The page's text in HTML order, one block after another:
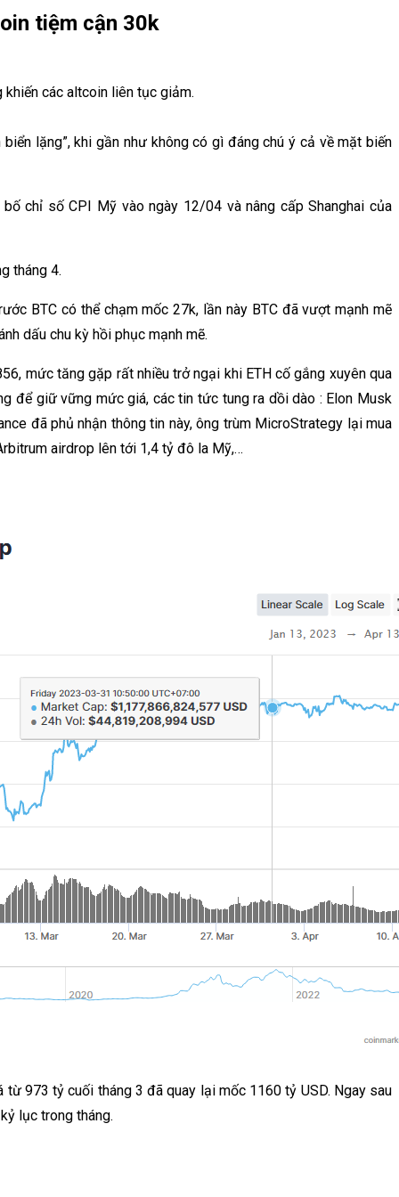
tiệm cận 30k
các altcoin liên tục giảm.
lặng”, khi gần như không có gì đáng chú ý cả về mặt biến
chỉ số CPI Mỹ vào ngày 12/04 và nâng cấp Shanghai của
tháng 4.
BTC có thể chạm mốc 27k, lần này BTC đã vượt mạnh mẽ
dấu chu kỳ hồi phục mạnh mẽ.
mức tăng gặp rất nhiều trở ngại khi ETH cố gắng xuyên qua
để giữ vững mức giá, các tin tức tung ra dồi dào : Elon Musk
đã phủ nhận thông tin này, ông trùm MicroStrategy lại mua
airdrop lên tới 1,4 tỷ đô la Mỹ,…
973 tỷ cuối tháng 3 đã quay lại mốc 1160 tỷ USD. Ngay sau
lục trong tháng.